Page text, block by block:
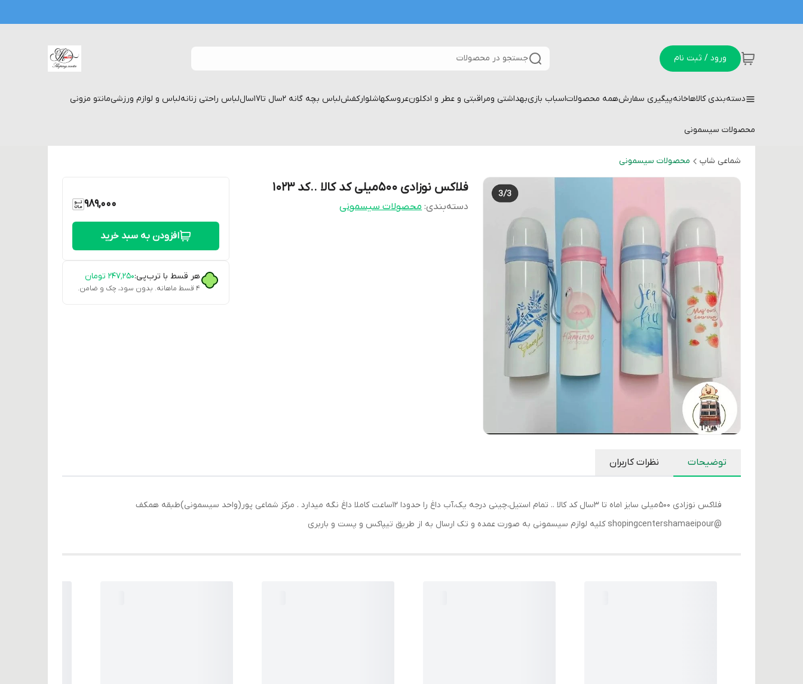
ورود / ثبت نام جستجو در محصولات
دسته‌بندی کالاهاخانهپیگیری سفارشهمه محصولاتاسباب بازیبهداشتی ومراقبتی و عطر و ادکلونعروسکهاشلوارکفشلباس بچه گانه 2سال تا۱۷سال لباس راحتی زنانهلباس و لوازم ورزشیمانتو مزونی
محصولات سیسمونی
شماعی شاپ محصولات سیسمونی
فلاکس نوزادی ۵۰۰میلی کد کالا ..کد ۱۰۲۳
دسته‌بندی:محصولات سیسمونی 989,000
افزودن به سبد خرید
هر قسط با ترب‌پی:۲۴۷٬۲۵۰ تومان
۴ قسط ماهانه. بدون سود، چک و ضامن.
توضیحات نظرات کاربران
فلاکس نوزادی ۵۰۰میلی سایز ۱ماه تا ۳سال کد کالا .. تمام استیل،چینی درجه یک،آب داغ را حدودا ۱۲ساعت کاملا داغ نگه میدارد . مرکز شماعی پور(واحد سیسمونی)طبقه همکف
@shopingcentershamaeipour کلیه لوازم سیسمونی به صورت عمده و تک ارسال به از طریق تیپاکس و پست و باربری